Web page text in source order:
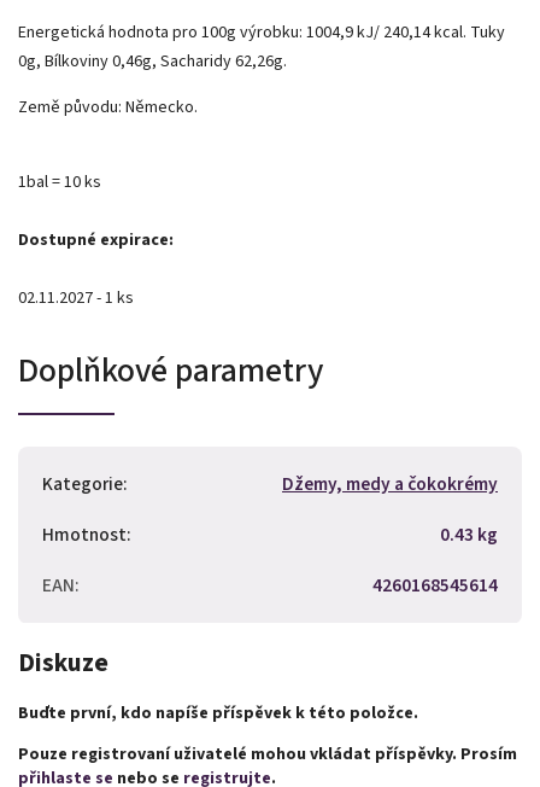
Energetická hodnota pro 100g výrobku: 1004,9 kJ/ 240,14 kcal. Tuky
0g, Bílkoviny 0,46g, Sacharidy 62,26g.
Země původu: Německo.
1bal = 10 ks
Dostupné expirace:
02.11.2027 - 1 ks
Doplňkové parametry
Kategorie:
Džemy, medy a čokokrémy
Hmotnost:
0.43 kg
EAN: 4260168545614
Diskuze
Buďte první, kdo napíše příspěvek k této položce.
Pouze registrovaní uživatelé mohou vkládat příspěvky. Prosím
přihlaste se nebo se registrujte.